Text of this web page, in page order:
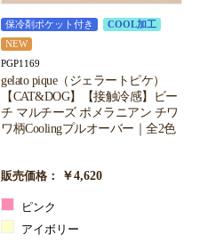
保冷剤ポケット付き
COOL加工
NEW
PGP1169
gelato pique（ジェラートピケ）
【CAT&DOG】【接触冷感】ビー
チ マルチーズ ポメラニアン チワ
ワ柄Coolingプルオーバー｜全2色
販売価格： ￥4,620
ピンク
アイボリー